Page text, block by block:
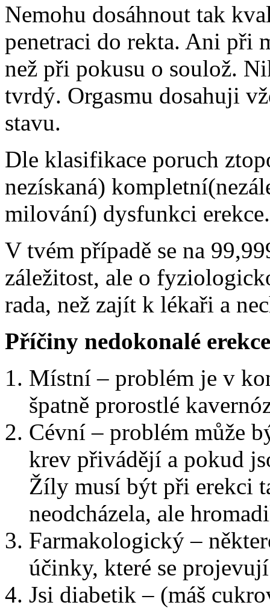
Nemohu dosáhnout tak
penetraci do rekta. Ani při
než při pokusu o soulož.
tvrdý. Orgasmu dosahuji
stavu.
Dle klasifikace poruch
nezískaná)
milování) dysfunkci erekce.
V tvém případě se na
záležitost, ale o
rada, než zajít k lékaři a
Příčiny nedokonalé
Místní – problém je v
špatně prorostlé
Cévní – problém může
krev přivádějí a pokud
Žíly musí být při erekci
neodcházela, ale
Farmakologický –
účinky, které se
Jsi diabetik – (máš